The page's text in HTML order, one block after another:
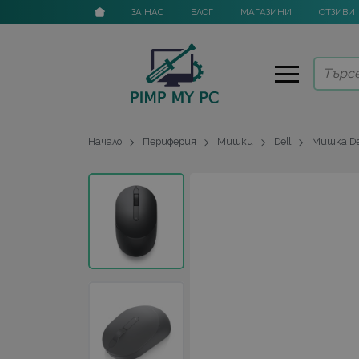
ЗА НАС БЛОГ МАГАЗИНИ ОТЗИВИ
Начало Периферия Мишки Dell Мишка